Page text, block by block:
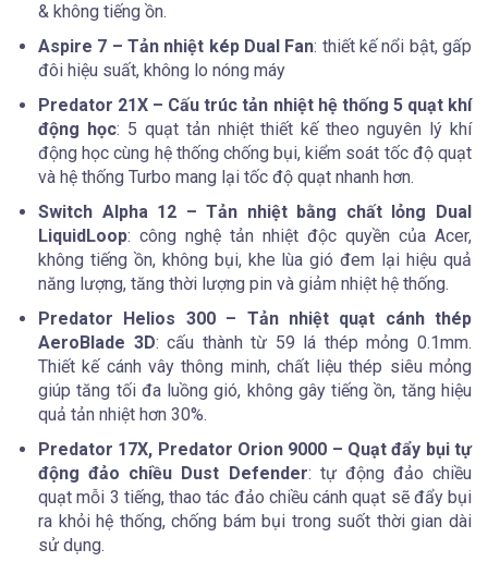
& không tiếng ồn.
Aspire 7 – Tản nhiệt kép Dual Fan: thiết kế nổi bật, gấp
đôi hiệu suất, không lo nóng máy
Predator 21X – Cấu trúc tản nhiệt hệ thống 5 quạt khí
động học: 5 quạt tản nhiệt thiết kế theo nguyên lý khí
động học cùng hệ thống chống bụi, kiểm soát tốc độ quạt
và hệ thống Turbo mang lại tốc độ quạt nhanh hơn.
Switch Alpha 12 – Tản nhiệt bằng chất lỏng Dual
LiquidLoop: công nghệ tản nhiệt độc quyền của Acer,
không tiếng ồn, không bụi, khe lùa gió đem lại hiệu quả
năng lượng, tăng thời lượng pin và giảm nhiệt hệ thống.
Predator Helios 300 – Tản nhiệt quạt cánh thép
AeroBlade 3D: cấu thành từ 59 lá thép mỏng 0.1mm.
Thiết kế cánh vây thông minh, chất liệu thép siêu mỏng
giúp tăng tối đa luồng gió, không gây tiếng ồn, tăng hiệu
quả tản nhiệt hơn 30%.
Predator 17X, Predator Orion 9000 – Quạt đẩy bụi tự
động đảo chiều Dust Defender: tự động đảo chiều
quạt mỗi 3 tiếng, thao tác đảo chiều cánh quạt sẽ đẩy bụi
ra khỏi hệ thống, chống bám bụi trong suốt thời gian dài
sử dụng.